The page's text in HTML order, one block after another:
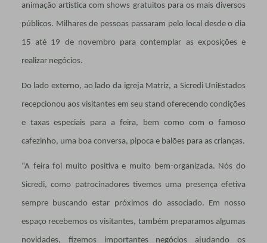
animação artística com shows gratuitos para os mais diversos
públicos. Milhares de pessoas passaram pelo local desde o dia
15 até 19 de novembro para contemplar as exposições e
realizar negócios.
Do lado externo, ao lado da igreja Matriz, a Sicredi UniEstados
recepcionou aos visitantes em seu stand oferecendo condições
e taxas especiais para a feira, bem como com o famoso
cafezinho, uma boa conversa, pipoca e balões para as crianças.
“A feira foi muito positiva e muito bem-organizada. Nós do
Sicredi, como patrocinadores tivemos uma presença efetiva
sempre buscando estar próximos do associado. Em nosso
espaço recebemos os visitantes, também preparamos algumas
novidades, fizemos importantes negócios ajudando os